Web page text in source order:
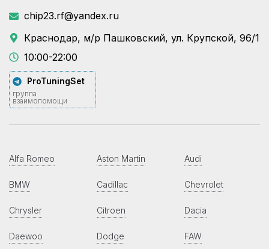
chip23.rf@yandex.ru
Краснодар, м/р Пашковский, ул. Крупской, 96/1
10:00-22:00
ProTuningSet
группа
взаимопомощи
Alfa Romeo Aston Martin Audi
BMW Cadillac Chevrolet
Chrysler Citroen Dacia
Daewoo Dodge FAW